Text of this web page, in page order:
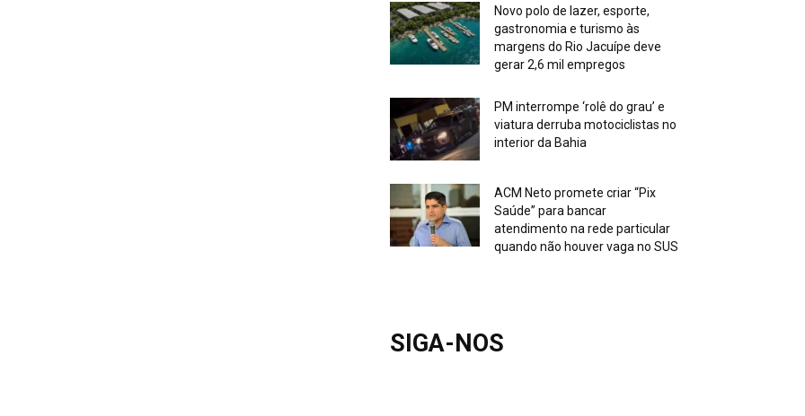
Novo polo de lazer, esporte,
gastronomia e turismo às
margens do Rio Jacuípe deve
gerar 2,6 mil empregos
PM interrompe ‘rolê do grau’ e
viatura derruba motociclistas no
interior da Bahia
ACM Neto promete criar “Pix
Saúde” para bancar
atendimento na rede particular
quando não houver vaga no SUS
SIGA-NOS